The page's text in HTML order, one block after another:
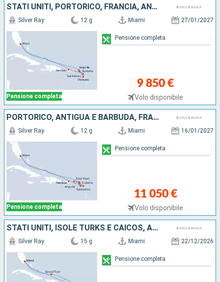
STATI UNITI, PORTORICO, FRANCIA, ANTIGUA E BARBUDA, ANGUILLA
Pensione completa
Silver Ray 12 g Miami 27/01/2027
9 850 €
Volo disponibile
Pensione completa
PORTORICO, ANTIGUA E BARBUDA, FRANCIA, TORTOLA, ANGUILLA, STATI UNITI
Pensione completa
Silver Ray 12 g Miami 16/01/2027
11 050 €
Volo disponibile
Pensione completa
STATI UNITI, ISOLE TURKS E CAICOS, ARUBA, BONAIRE, ANTIGUA E BARBUDA, PORTORICO
Silver Ray 15 g Miami 22/12/2026
Pensione completa